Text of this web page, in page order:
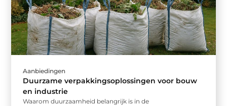
Aanbiedingen
Duurzame verpakkingsoplossingen voor bouw
en industrie
Waarom duurzaamheid belangrijk is in de